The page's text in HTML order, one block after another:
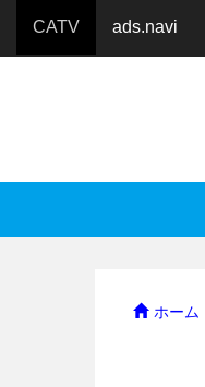
CATV ads.navi
ホーム